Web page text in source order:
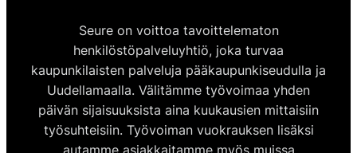
Seure on voittoa tavoittelematon
henkilöstöpalveluyhtiö, joka turvaa
kaupunkilaisten palveluja pääkaupunkiseudulla ja
Uudellamaalla. Välitämme työvoimaa yhden
päivän sijaisuuksista aina kuukausien mittaisiin
työsuhteisiin. Työvoiman vuokrauksen lisäksi
autamme asiakkaitamme myös muissa